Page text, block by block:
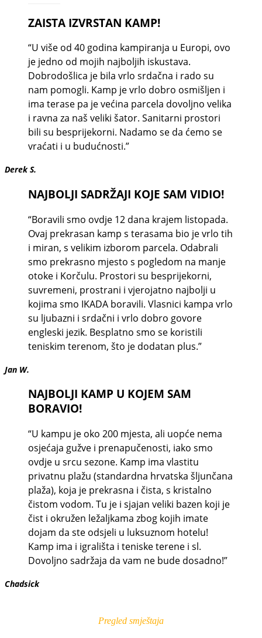
ZAISTA IZVRSTAN KAMP!
“U više od 40 godina kampiranja u Europi, ovo
je jedno od mojih najboljih iskustava.
Dobrodošlica je bila vrlo srdačna i rado su
nam pomogli. Kamp je vrlo dobro osmišljen i
ima terase pa je većina parcela dovoljno velika
i ravna za naš veliki šator. Sanitarni prostori
bili su besprijekorni. Nadamo se da ćemo se
vraćati i u budućnosti.”
Derek S.
NAJBOLJI SADRŽAJI KOJE SAM VIDIO!
“Boravili smo ovdje 12 dana krajem listopada.
Ovaj prekrasan kamp s terasama bio je vrlo tih
i miran, s velikim izborom parcela. Odabrali
smo prekrasno mjesto s pogledom na manje
otoke i Korčulu. Prostori su besprijekorni,
suvremeni, prostrani i vjerojatno najbolji u
kojima smo IKADA boravili. Vlasnici kampa vrlo
su ljubazni i srdačni i vrlo dobro govore
engleski jezik. Besplatno smo se koristili
teniskim terenom, što je dodatan plus.”
Jan W.
NAJBOLJI KAMP U KOJEM SAM
BORAVIO!
“U kampu je oko 200 mjesta, ali uopće nema
osjećaja gužve i prenapučenosti, iako smo
ovdje u srcu sezone. Kamp ima vlastitu
privatnu plažu (standardna hrvatska šljunčana
plaža), koja je prekrasna i čista, s kristalno
čistom vodom. Tu je i sjajan veliki bazen koji je
čist i okružen ležaljkama zbog kojih imate
dojam da ste odsjeli u luksuznom hotelu!
Kamp ima i igrališta i teniske terene i sl.
Dovoljno sadržaja da vam ne bude dosadno!”
Chadsick
Pregled smještaja